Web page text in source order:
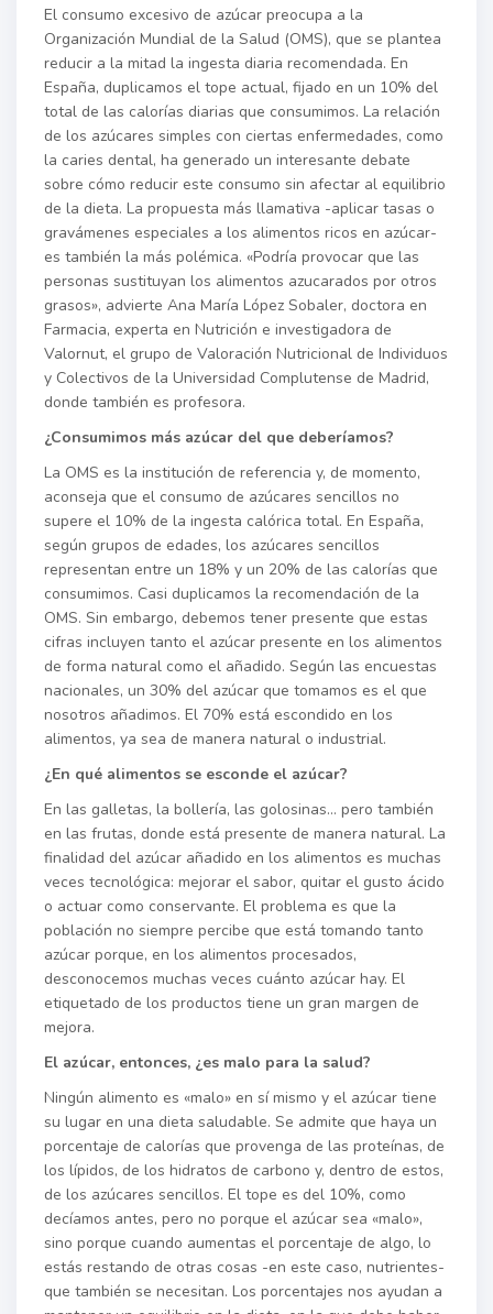
El consumo excesivo de azúcar preocupa a la
Organización Mundial de la Salud (OMS), que se plantea
reducir a la mitad la ingesta diaria recomendada. En
España, duplicamos el tope actual, fijado en un 10% del
total de las calorías diarias que consumimos. La relación
de los azúcares simples con ciertas enfermedades, como
la caries dental, ha generado un interesante debate
sobre cómo reducir este consumo sin afectar al equilibrio
de la dieta. La propuesta más llamativa -aplicar tasas o
gravámenes especiales a los alimentos ricos en azúcar-
es también la más polémica. «Podría provocar que las
personas sustituyan los alimentos azucarados por otros
grasos», advierte Ana María López Sobaler, doctora en
Farmacia, experta en Nutrición e investigadora de
Valornut, el grupo de Valoración Nutricional de Individuos
y Colectivos de la Universidad Complutense de Madrid,
donde también es profesora.
¿Consumimos más azúcar del que deberíamos?
La OMS es la institución de referencia y, de momento,
aconseja que el consumo de azúcares sencillos no
supere el 10% de la ingesta calórica total. En España,
según grupos de edades, los azúcares sencillos
representan entre un 18% y un 20% de las calorías que
consumimos. Casi duplicamos la recomendación de la
OMS. Sin embargo, debemos tener presente que estas
cifras incluyen tanto el azúcar presente en los alimentos
de forma natural como el añadido. Según las encuestas
nacionales, un 30% del azúcar que tomamos es el que
nosotros añadimos. El 70% está escondido en los
alimentos, ya sea de manera natural o industrial.
¿En qué alimentos se esconde el azúcar?
En las galletas, la bollería, las golosinas… pero también
en las frutas, donde está presente de manera natural. La
finalidad del azúcar añadido en los alimentos es muchas
veces tecnológica: mejorar el sabor, quitar el gusto ácido
o actuar como conservante. El problema es que la
población no siempre percibe que está tomando tanto
azúcar porque, en los alimentos procesados,
desconocemos muchas veces cuánto azúcar hay. El
etiquetado de los productos tiene un gran margen de
mejora.
El azúcar, entonces, ¿es malo para la salud?
Ningún alimento es «malo» en sí mismo y el azúcar tiene
su lugar en una dieta saludable. Se admite que haya un
porcentaje de calorías que provenga de las proteínas, de
los lípidos, de los hidratos de carbono y, dentro de estos,
de los azúcares sencillos. El tope es del 10%, como
decíamos antes, pero no porque el azúcar sea «malo»,
sino porque cuando aumentas el porcentaje de algo, lo
estás restando de otras cosas -en este caso, nutrientes-
que también se necesitan. Los porcentajes nos ayudan a